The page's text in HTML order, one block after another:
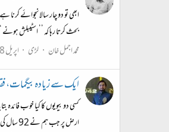
ابھی تو دو چار سالانجوائے
بحث کرتا رہا کہ ’’ اسٹیبلش
محمد اجمل خان
لڑی اپریل 8، 2017
ایک سے زیادہ بیگمات،
کسی دو بیویوں کا کیا خوب
ارض پر جب ہم نے 92 سال کی عمر میں اور 107...